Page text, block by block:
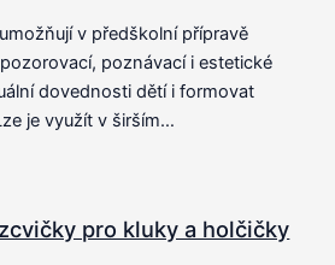
v předškolní přípravě
poznávací i estetické
dovednosti dětí i formovat
je využít v širším…
pro kluky a holčičky